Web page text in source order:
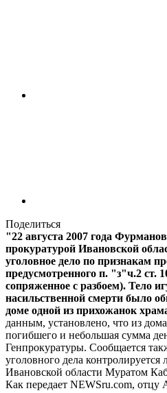
Поделиться
"22 августа 2007 года
прокуратурой Ивановской
уголовное дело по признакам
предусмотренного п. "з"ч.2 ст.
сопряженное с разбоем). Тело
насильственной смерти было
доме одной из прихожанок
данным, установлено, что из
погибшего и небольшая сумма
Генпрокуратуры. Сообщается
уголовного дела
Ивановской области Муратом
Как передает NEWSru.com, отцу